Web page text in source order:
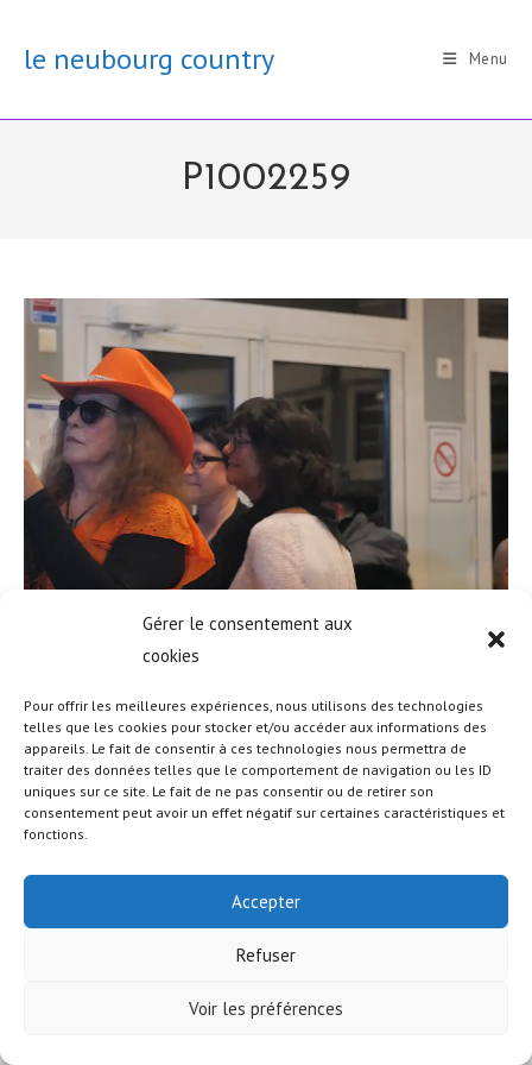
Gérer le consentement aux
cookies
Pour offrir les meilleures expériences, nous utilisons des technologies
telles que les cookies pour stocker et/ou accéder aux informations des
appareils. Le fait de consentir à ces technologies nous permettra de
traiter des données telles que le comportement de navigation ou les ID
uniques sur ce site. Le fait de ne pas consentir ou de retirer son
consentement peut avoir un effet négatif sur certaines caractéristiques et
fonctions.
Accepter
Refuser
Voir les préférences
contentle neubourg country Menu
P1002259
© COPYRIGHT - OCEANWP THEME BY NICK